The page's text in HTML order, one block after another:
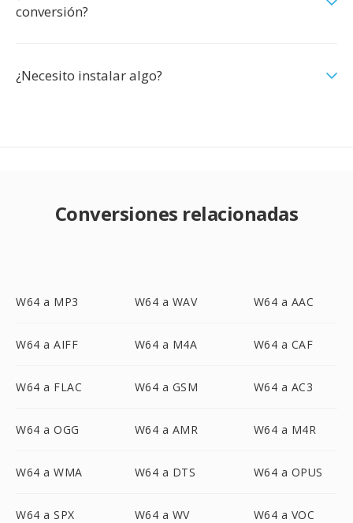
conversión?
¿Necesito instalar algo?
Conversiones relacionadas
W64 a MP3 W64 a WAV W64 a AAC
W64 a AIFF W64 a M4A W64 a CAF
W64 a FLAC W64 a GSM W64 a AC3
W64 a OGG W64 a AMR W64 a M4R
W64 a WMA W64 a DTS W64 a OPUS
W64 a SPX W64 a WV W64 a VOC